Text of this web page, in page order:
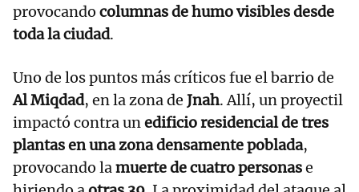
provocando columnas de humo visibles desde
toda la ciudad.
Uno de los puntos más críticos fue el barrio de
Al Miqdad, en la zona de Jnah. Allí, un proyectil
impactó contra unedificio residencial de tres
plantas en una zona densamente poblada,
provocando lamuerte de cuatro personase